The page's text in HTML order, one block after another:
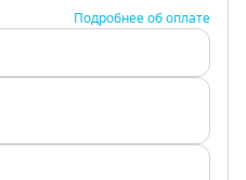
Подробнее об оплате